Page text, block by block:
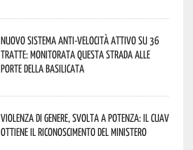
Nuovo sistema anti-velocità attivo su 36
tratte: monitorata questa strada alle
porte della Basilicata
Violenza di genere, svolta a Potenza: il CUAV
ottiene il riconoscimento del Ministero